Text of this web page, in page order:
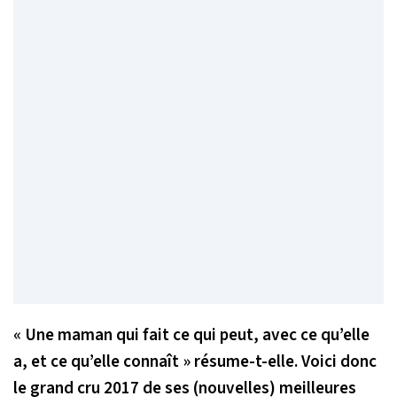
« Une maman qui fait ce qui peut, avec ce qu’elle
a, et ce qu’elle connaît » résume-t-elle. Voici donc
le grand cru 2017 de ses (nouvelles) meilleures